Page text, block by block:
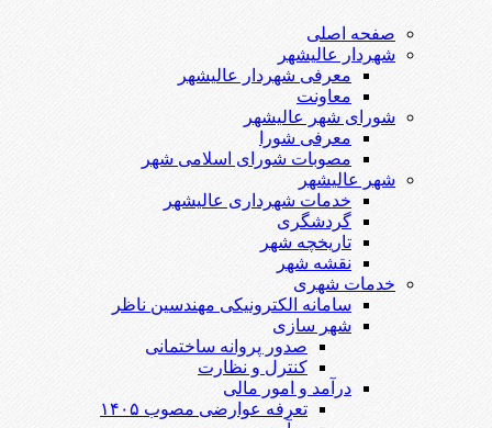
صفحه اصلی
شهردار عالیشهر
معرفی شهردار عالیشهر
معاونت
شورای شهر عالیشهر
معرفی شورا
مصوبات شورای اسلامی شهر
شهر عالیشهر
خدمات شهرداری عالیشهر
گردشگری
تاریخچه شهر
نقشه شهر
خدمات شهری
سامانه الکترونیکی مهندسین ناظر
شهر سازی
صدور پروانه ساختمانی
کنترل و نظارت
درآمد و امور مالی
تعرفه عوارضی مصوب ۱۴۰۵